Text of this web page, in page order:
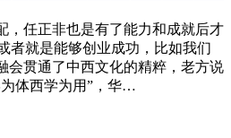
，任正非也是有了能力和成就后才
者就是能够创业成功，比如我们
会贯通了中西文化的精粹，老方说
体西学为用”，华…